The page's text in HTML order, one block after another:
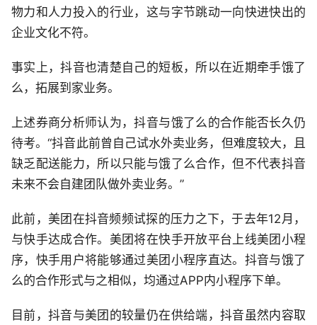
物力和人力投入的行业，这与字节跳动一向快进快出的
企业文化不符。
事实上，抖音也清楚自己的短板，所以在近期牵手饿了
么，拓展到家业务。
上述券商分析师认为，抖音与饿了么的合作能否长久仍
待考。“抖音此前曾自己试水外卖业务，但难度较大，且
缺乏配送能力，所以只能与饿了么合作，但不代表抖音
未来不会自建团队做外卖业务。”
此前，美团在抖音频频试探的压力之下，于去年12月，
与快手达成合作。美团将在快手开放平台上线美团小程
序，快手用户将能够通过美团小程序直达。抖音与饿了
么的合作形式与之相似，均通过APP内小程序下单。
目前，抖音与美团的较量仍在供给端，抖音虽然内容取